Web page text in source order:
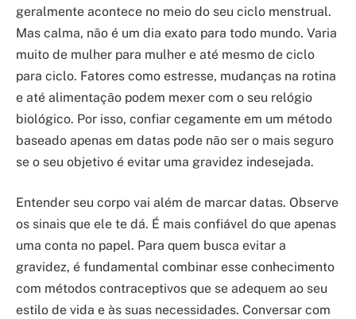
geralmente acontece no meio do seu ciclo menstrual.
Mas calma, não é um dia exato para todo mundo. Varia
muito de mulher para mulher e até mesmo de ciclo
para ciclo. Fatores como estresse, mudanças na rotina
e até alimentação podem mexer com o seu relógio
biológico. Por isso, confiar cegamente em um método
baseado apenas em datas pode não ser o mais seguro
se o seu objetivo é evitar uma gravidez indesejada.
Entender seu corpo vai além de marcar datas. Observe
os sinais que ele te dá. É mais confiável do que apenas
uma conta no papel. Para quem busca evitar a
gravidez, é fundamental combinar esse conhecimento
com métodos contraceptivos que se adequem ao seu
estilo de vida e às suas necessidades. Conversar com